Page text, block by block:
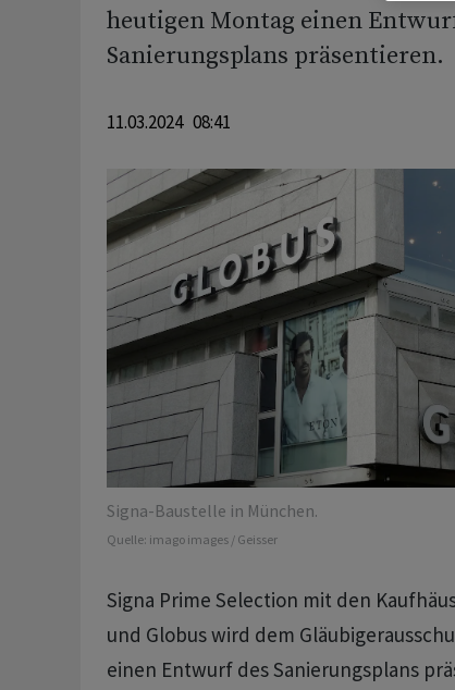
heutigen Montag einen
Sanierungsplans präsentieren.
11.03.2024 08:41
Signa-Baustelle in München.
Quelle: imago images / Geisser
Signa Prime Selection mit den
und Globus wird dem
einen Entwurf des Sanierungsplans